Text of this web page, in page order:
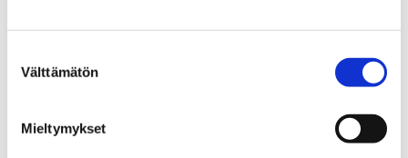
valinta
Välttämätön
Mieltymykset
10 syyskuun, 2019
Cygnaeuksen ruokapalvelukeskuksessa järjestetään
Kouluruokailun yhteydessä oppilaat saavat halutessaan
maistaa hyönteismakaronilaatikkoa.